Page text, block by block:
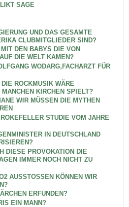
SAGE
UND DAS GESAMTE
CLUBMITGLIEDER SIND?
DEN BABYS DIE VON
DIE WELT KAMEN?
WODARG,FACHARZT FÜR
ROCKMUSIK WÄRE
KIRCHEN SPIELT?
WIR MÜSSEN DIE MYTHEN
STUDIE VOM JAHRE
IN DEUTSCHLAND
DIESE PROVOKATION DIE
IMMER NOCH NICHT ZU
AUSSTOSSEN KÖNNEN WIR
ERFUNDEN?
EIN MANN?